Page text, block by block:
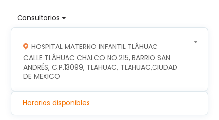
Consultorios
HOSPITAL MATERNO INFANTIL TLÁHUAC
CALLE TLÁHUAC CHALCO NO.215, BARRIO SAN
ANDRÉS, C.P.13099, TLAHUAC, TLAHUAC,CIUDAD
DE MEXICO
Horarios disponibles